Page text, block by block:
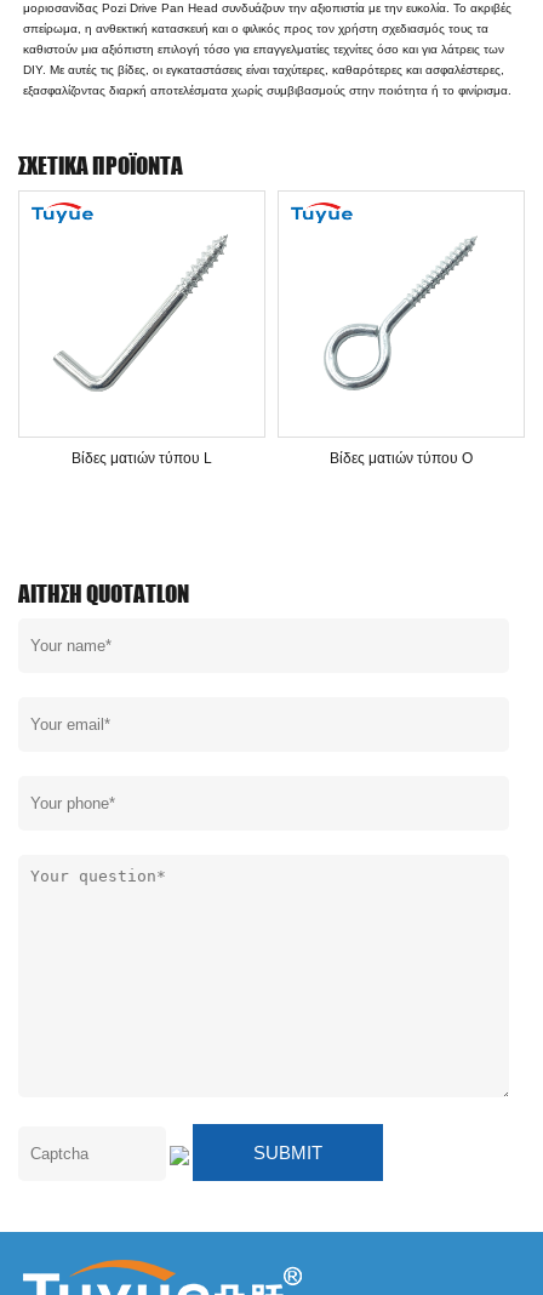
μοριοσανίδας Pozi Drive Pan Head συνδυάζουν την αξιοπιστία με την ευκολία. Το ακριβές
σπείρωμα, η ανθεκτική κατασκευή και ο φιλικός προς τον χρήστη σχεδιασμός τους τα
καθιστούν μια αξιόπιστη επιλογή τόσο για επαγγελματίες τεχνίτες όσο και για λάτρεις των
DIY. Με αυτές τις βίδες, οι εγκαταστάσεις είναι ταχύτερες, καθαρότερες και ασφαλέστερες,
εξασφαλίζοντας διαρκή αποτελέσματα χωρίς συμβιβασμούς στην ποιότητα ή το φινίρισμα.
ΣΧΕΤΙΚΆ ΠΡΟΪΌΝΤΑ
Βίδες ματιών τύπου L Βίδες ματιών τύπου O
ΑΊΤΗΣΗ QUOTATLON